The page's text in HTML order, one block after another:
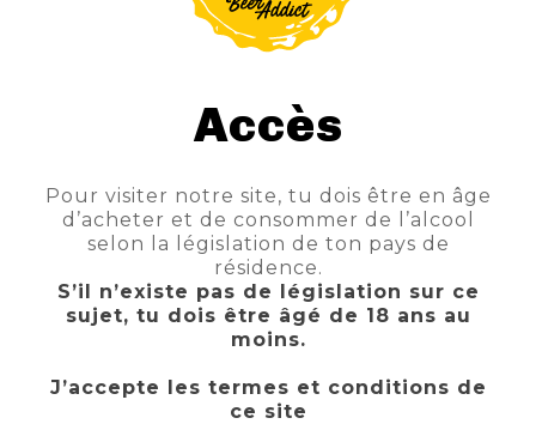
LUPULUS JOLLY POUPEE
3,50 € TTC Prix
AJOUTER AU PANIER
Accès
Pour visiter notre site, tu dois être en âge
d’acheter et de consommer de l’alcool
selon la législation de ton pays de
résidence.
S’il n’existe pas de législation sur ce
sujet, tu dois être âgé de 18 ans au
moins.
J’accepte les termes et conditions de
ce site